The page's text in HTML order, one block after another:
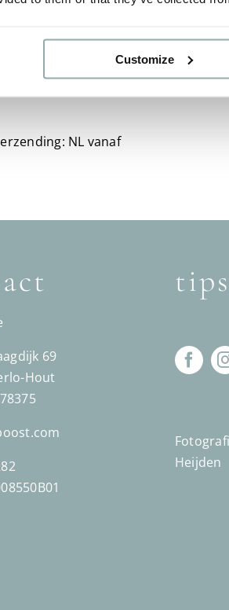
Customize
NL vanaf
69
Hout
Heijden